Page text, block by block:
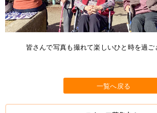
皆さんで写真も撮れて楽しいひと時を過
一覧へ戻る